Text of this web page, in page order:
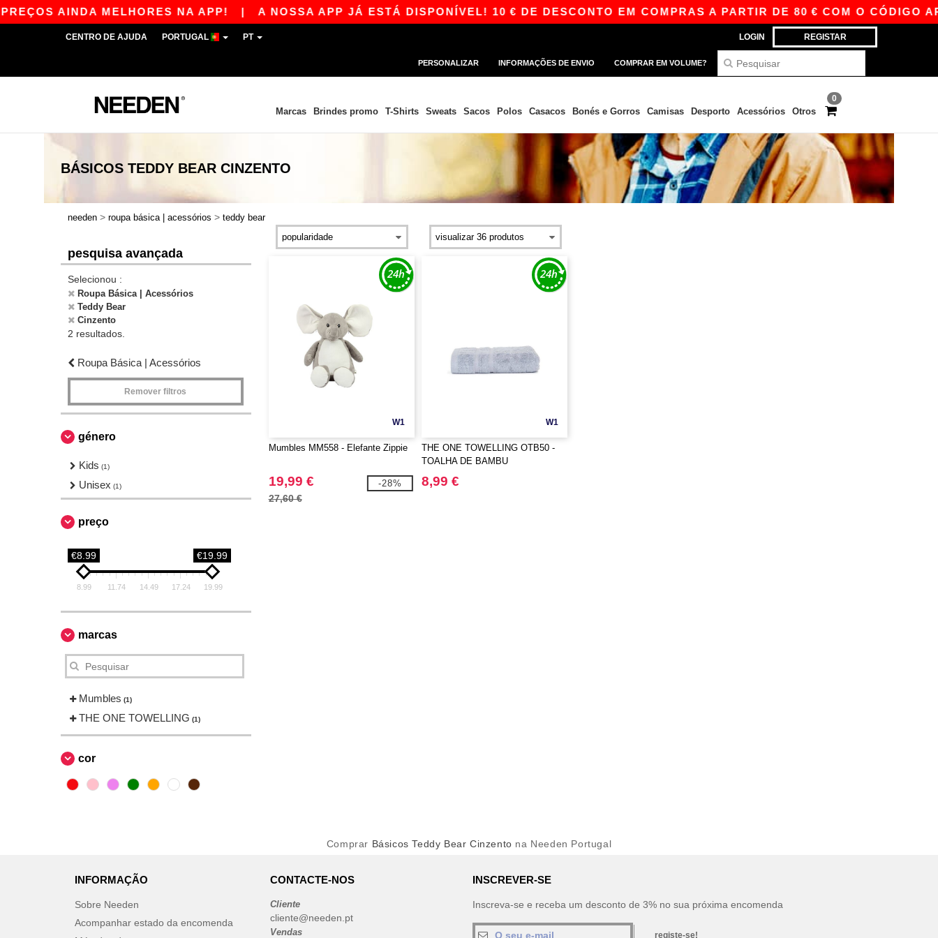
AINDA MELHORES NA APP!| A NOSSA APP JÁ ESTÁ DISPONÍVEL! 10 € DE DESCONTO EM COMPRAS A PARTIR DE 80 € COM O CÓDIGO
LOGIN REGISTAR
CENTRO DE AJUDA PORTUGAL PT
PERSONALIZAR INFORMAÇÕES DE ENVIO COMPRAR EM VOLUME?
0
Marcas Brindes promo T-Shirts Sweats Sacos Polos Casacos Bonés e Gorros Camisas Desporto Acessórios Otros
BÁSICOS TEDDY BEAR CINZENTO
needen > roupa básica | acessórios > teddy bear
pesquisa avançada
Selecionou :
Roupa Básica | Acessórios
Teddy Bear
Cinzento
2 resultados.
Roupa Básica | Acessórios
Remover filtros
género
Kids (1)
Unisex (1)
preço
€8.99 €19.99
8.99 11.74 14.49 17.24 19.99
marcas
Mumbles (1)
THE ONE TOWELLING (1)
cor
W1
Mumbles MM558 - Elefante Zippie
19,99 €
27,60 €
-28%
W1
THE ONE TOWELLING OTB50 -
TOALHA DE BAMBU
8,99 €
Comprar Básicos Teddy Bear Cinzento na Needen Portugal
INFORMAÇÃO
Sobre Needen
Acompanhar estado da encomenda
CONTACTE-NOS
Cliente
cliente@needen.pt
Vendas
INSCREVER-SE
Inscreva-se e receba um desconto de 3% no sua próxima encomenda
registe-se!